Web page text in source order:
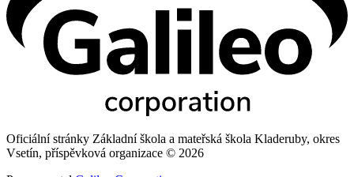
Oficiální stránky Základní škola a mateřská škola Kladeruby, okres
Vsetín, příspěvková organizace © 2026